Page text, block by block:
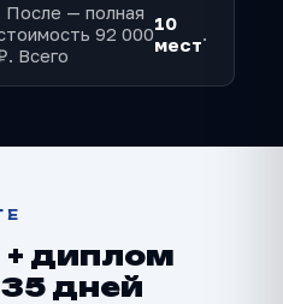
После — полная
92 000
Всего
10
мест.
диплом
35 дней